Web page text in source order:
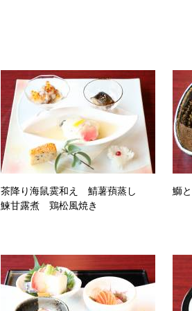
茶降り海鼠霙和え 鯖薯蕷蒸し
鰊甘露煮 鶏松風焼き
鰤